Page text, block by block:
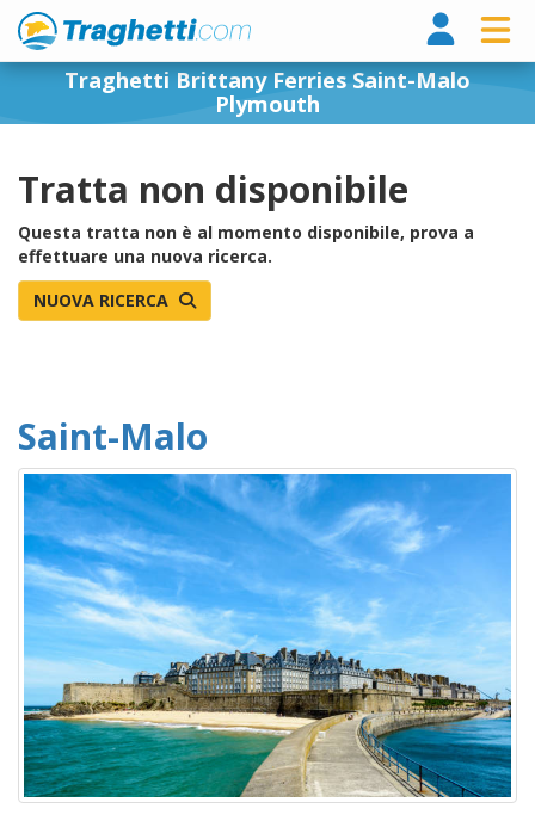
Traghetti Brittany Ferries Saint-Malo
Plymouth
Tratta non disponibile
Questa tratta non è al momento disponibile, prova a
effettuare una nuova ricerca.
NUOVA RICERCA
Saint-Malo